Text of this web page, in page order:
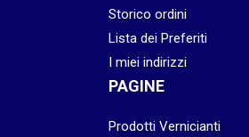
Storico ordini
Lista dei Preferiti
I miei indirizzi
PAGINE
Prodotti Vernicianti